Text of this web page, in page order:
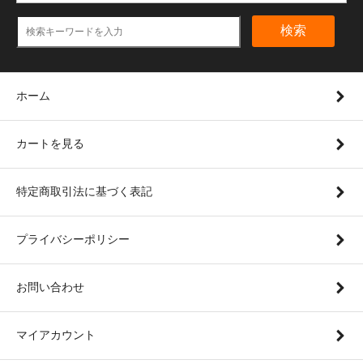
検索
ホーム
カートを見る
特定商取引法に基づく表記
プライバシーポリシー
お問い合わせ
マイアカウント